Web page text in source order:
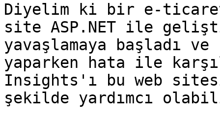
Diyelim ki bir e-
site ASP.NET ile
yavaşlamaya başladı
yaparken hata ile
Insights'ı bu web
şekilde yardımcı